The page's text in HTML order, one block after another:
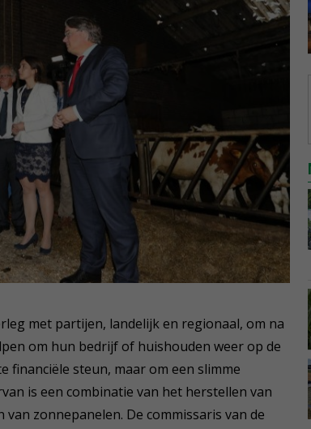
met partijen, landelijk en regionaal, om na
om hun bedrijf of huishouden weer op de
financiële steun, maar om een slimme
is een combinatie van het herstellen van
zonnepanelen. De commissaris van de